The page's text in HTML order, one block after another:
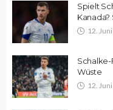
Spielt
Kanada?
12.
Schalke-
Wüste
12.